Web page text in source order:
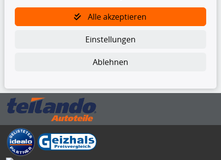
TecDoc Inside
Die hier angezeigten Daten insbesondere die gesamte Datenbank dürfen
Es ist zu unterlassen, die Daten oder die gesamte Datenbank ohne
vorherige Zustimmung von TecDoc zu vervielfältigen, zu verbreiten
und/oder diese Handlungen durch Dritte ausführen zu lassen. Ein
Zuwiderhandeln stellt eine Urheberrechtsverletzung dar und wird verfolgt.
Bitte prüfen Sie, ob das über unseren Onlineshop identifizierte Ersatzteil
auch tatsächlich dem gesuchten Ersatzteil entspricht.
Gegebenenfalls sind ergänzende Informationen notwendig, um
Alle akzeptieren
Einstellungen
Ablehnen